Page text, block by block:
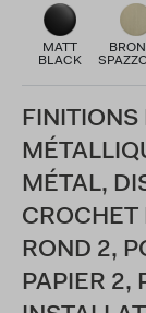
MATT
BLACK
FINITIONS
MÉTAL,
CROCHET
ROND 2,
PAPIER 2,